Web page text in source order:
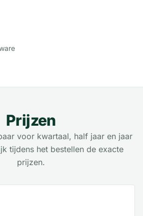
Prijzen
voor kwartaal, half jaar en jaar
tijdens het bestellen de exacte
prijzen.